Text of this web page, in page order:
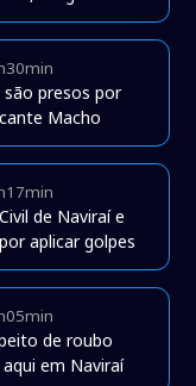
são presos por
Macho
de Naviraí e
aplicar golpes
de roubo
em Naviraí